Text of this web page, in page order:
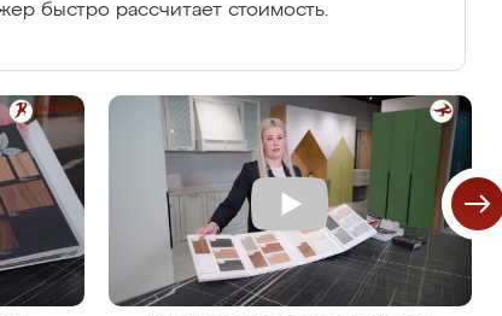
быстро рассчитает стоимость.